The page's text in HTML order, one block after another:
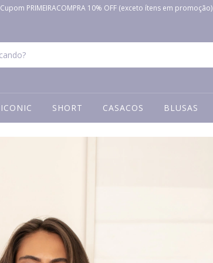
Cupom PRIMEIRACOMPRA 10% OFF (exceto ítens em promoção)
ICONIC SHORT CASACOS BLUSAS